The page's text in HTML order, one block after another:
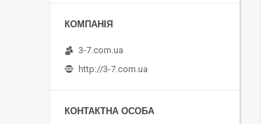
3-7.com.ua
http://3-7.com.ua